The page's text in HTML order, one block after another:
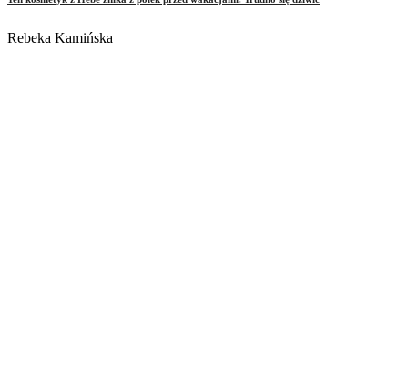
Rebeka Kamińska